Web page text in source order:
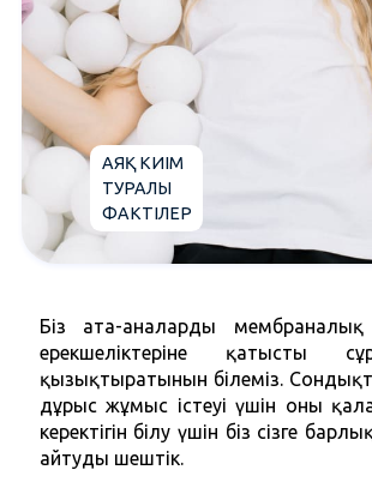
АЯҚ КИІМ
ТУРАЛЫ
ФАКТІЛЕР
Біз ата-аналарды мембраналық
ерекшеліктеріне қатысты
қызықтыратынын білеміз.
дұрыс жұмыс істеуі үшін оны
керектігін білу үшін біз сізге
айтуды шештік.